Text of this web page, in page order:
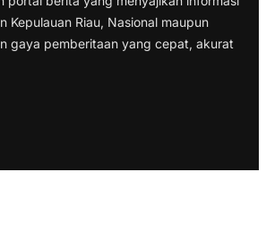
Riau, Nasional maupun
gaya pemberitaan yang cepat, akurat